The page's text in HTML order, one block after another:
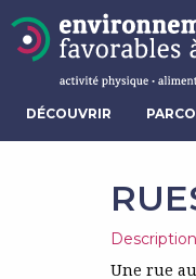
DÉCOUVRIR
Une rue